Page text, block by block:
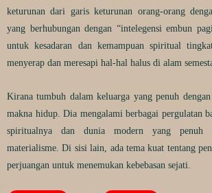
keturunan dari garis keturunan orang-orang
yang berhubungan dengan “intelegensi embun
untuk kesadaran dan kemampuan spiritual
menyerap dan meresapi hal-hal halus di alam
Kirana tumbuh dalam keluarga yang penuh
makna hidup. Dia mengalami berbagai pergulatan
spiritualnya dan dunia modern yang penuh
materialisme. Di sisi lain, ada tema kuat tentang
perjuangan untuk menemukan kebebasan sejati.